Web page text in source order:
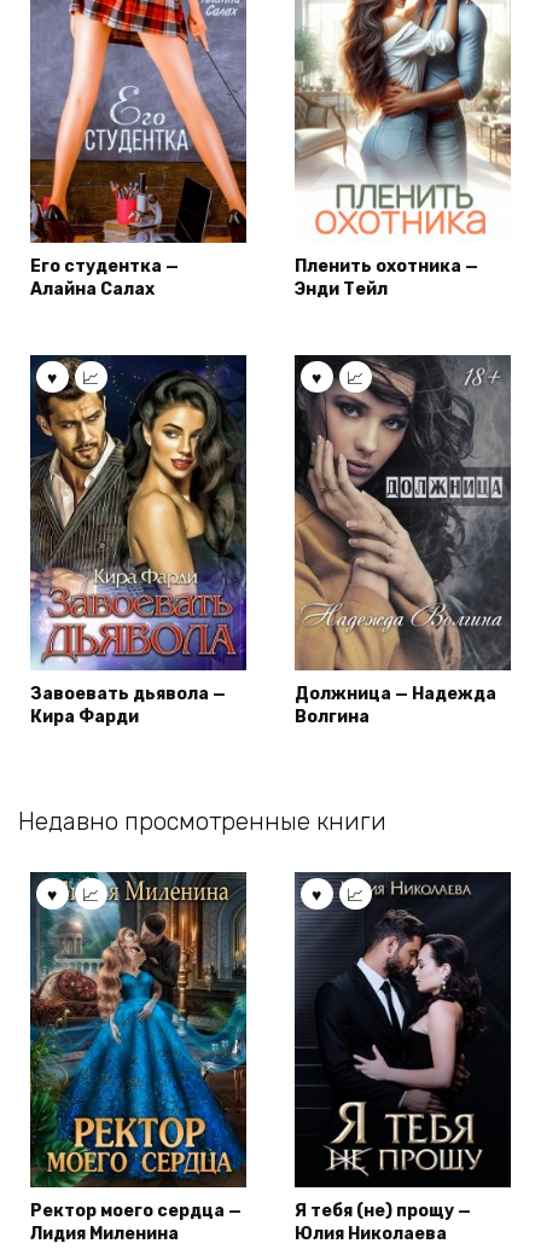
Его студентка —
Алайна Салах
Пленить охотника —
Энди Тейл
Завоевать дьявола —
Кира Фарди
Должница — Надежда
Волгина
Недавно просмотренные книги
Ректор моего сердца —
Лидия Миленина
Я тебя (не) прощу —
Юлия Николаева